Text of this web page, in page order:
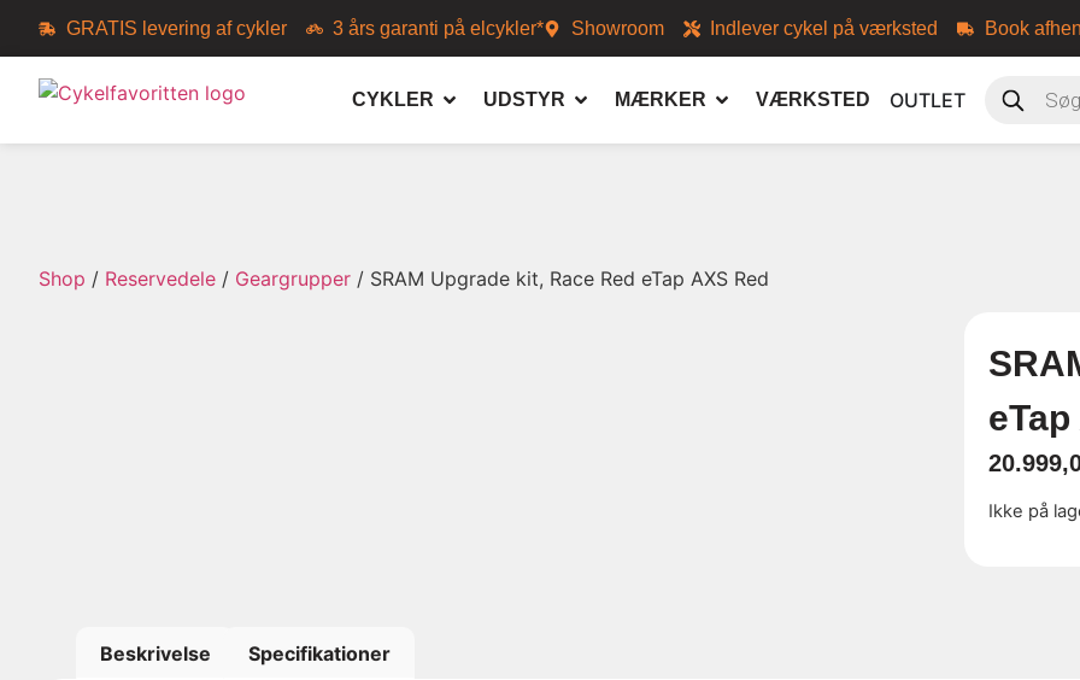
GRATIS levering af cykler 3 års garanti på elcykler* Showroom Indlever cykel på værksted Book
CYKLER UDSTYR MÆRKER VÆRKSTED OUTLET
Shop / Reservedele / Geargrupper / SRAM Upgrade kit, Race Red eTap AXS Red
Ikke på
Beskrivelse Specifikationer